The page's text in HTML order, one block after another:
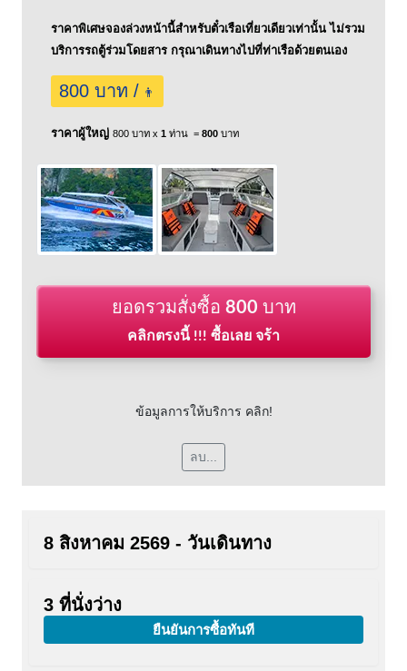
ราคาพิเศษจองล่วงหน้านี้สำหรับตั๋วเรือเที่ยวเดียวเท่านั้น ไม่รวม
บริการรถตู้ร่วมโดยสาร กรุณาเดินทางไปที่ท่าเรือด้วยตนเอง
800 บาท / 👨
ราคาผู้ใหญ่ 800 บาท x 1 ท่าน = 800 บาท
ยอดรวมสั่งซื้อ 800 บาท
คลิกตรงนี้ !!! ซื้อเลย จร้า
ข้อมูลการให้บริการ คลิก!
ลบ...
8 สิงหาคม 2569 - วันเดินทาง
3 ที่นั่งว่าง
ยืนยันการซื้อทันที